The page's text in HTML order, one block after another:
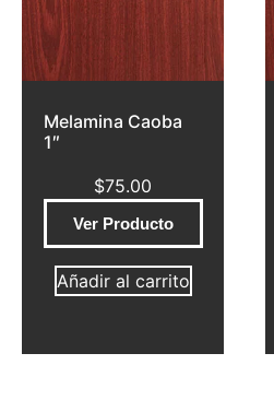
Melamina Caoba
1″
$75.00
Ver Producto
Añadir al carrito